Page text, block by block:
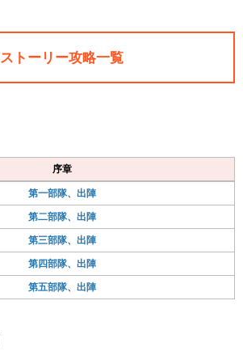
ストーリー攻略一覧
序章
第一部隊、出陣
第二部隊、出陣
第三部隊、出陣
第四部隊、出陣
第五部隊、出陣